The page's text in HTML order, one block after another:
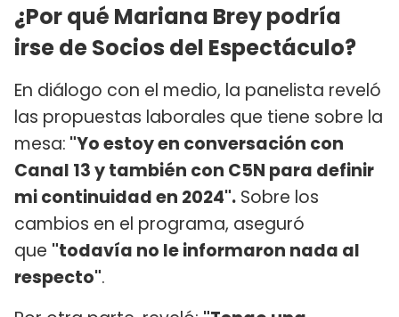
¿Por qué Mariana Brey podría
irse de Socios del Espectáculo?
En diálogo con el medio, la panelista reveló
las propuestas laborales que tiene sobre la
mesa: "Yo estoy en conversación con
Canal 13 y también con C5N para definir
mi continuidad en 2024". Sobre los
cambios en el programa, aseguró
que "todavía no le informaron nada al
respecto".